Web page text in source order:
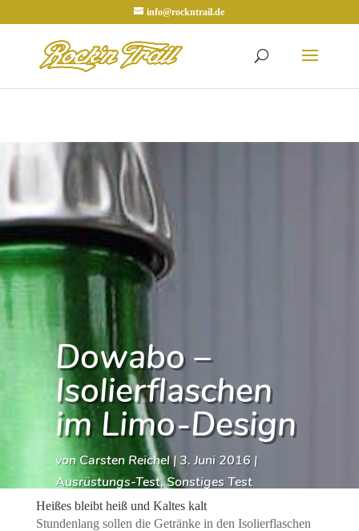
info@rockntrail.de
Dowabo –
Isolierflaschen
im Limo-Design
von Carsten Reichel|3. Juni 2016|
Ausrüstungs-Test,Sonstiges Test
Heißes bleibt heiß und Kaltes kalt
Stundenlang sollen die Getränke in den Isolierflaschen